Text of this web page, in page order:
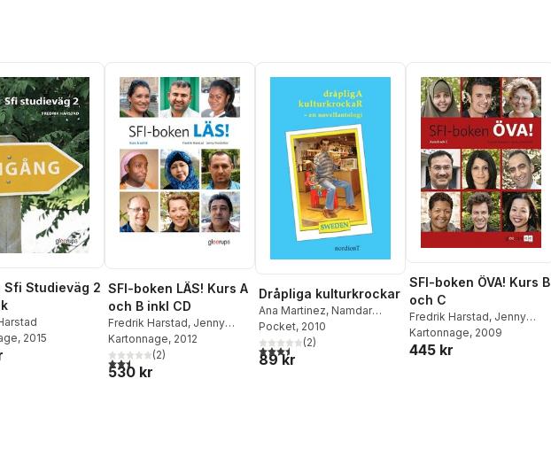
Sfi Studieväg 2
, 2015
SFI-boken LÄS! Kurs A
och B inkl CD
Fredrik Harstad, Jenny
Hostetter
Kartonnage, 2012
2,5utav 5 stjärnor. Totalt antal röster:
(2)
530 kr
Dråpliga kulturkrockar
Ana Martinez, Namdar
Nasser, Fredrik Harstad
Zinat Pirzadeh
Annica Anderson
Pocket, 2010
3,5utav 5 stjärnor. Totalt antal röster:
(2)
89 kr
SFI-boken ÖVA! Kurs B
och C
Fredrik Harstad, Jenny
Hostetter
Kartonnage, 2009
445 kr